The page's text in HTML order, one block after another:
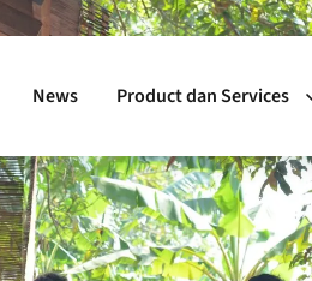
News Product dan Services